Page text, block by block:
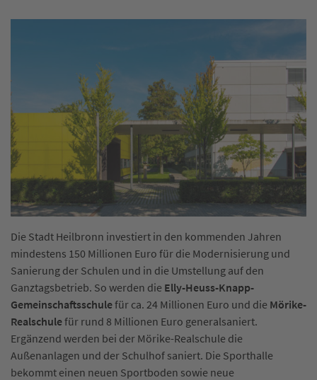
Die Stadt Heilbronn investiert in den kommenden Jahren
mindestens 150 Millionen Euro für die Modernisierung und
Sanierung der Schulen und in die Umstellung auf den
Ganztagsbetrieb. So werden die Elly-Heuss-Knapp-
Gemeinschaftsschulefür ca. 24 Millionen Euro und die Mörike-
Realschulefür rund 8 Millionen Euro generalsaniert.
Ergänzend werden bei der Mörike-Realschule die
Außenanlagen und der Schulhof saniert. Die Sporthalle
bekommt einen neuen Sportboden sowie neue